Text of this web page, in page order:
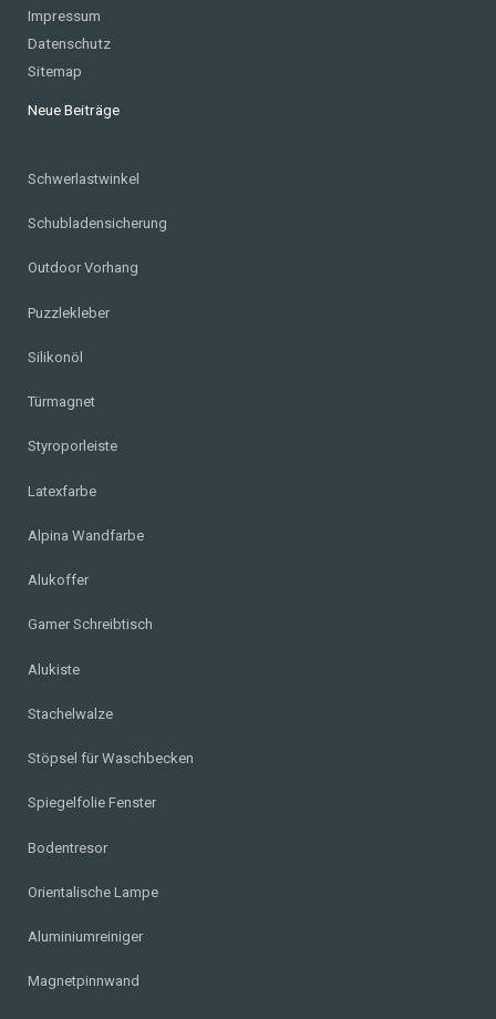
Impressum
Datenschutz
Sitemap
Neue Beiträge
Schwerlastwinkel
Schubladensicherung
Outdoor Vorhang
Puzzlekleber
Silikonöl
Türmagnet
Styroporleiste
Latexfarbe
Alpina Wandfarbe
Alukoffer
Gamer Schreibtisch
Alukiste
Stachelwalze
Stöpsel für Waschbecken
Spiegelfolie Fenster
Bodentresor
Orientalische Lampe
Aluminiumreiniger
Magnetpinnwand